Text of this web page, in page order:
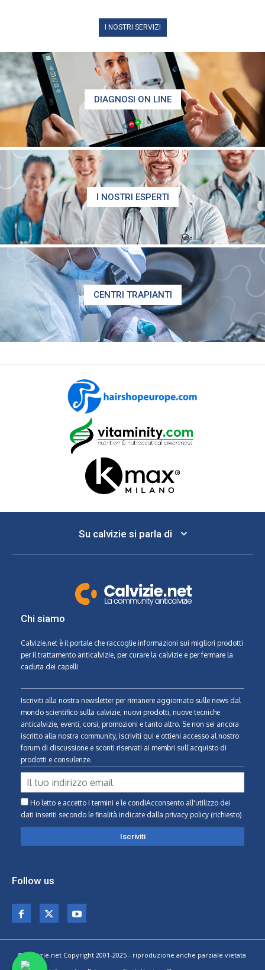
I NOSTRI SERVIZI
DIAGNOSI ON LINE
I NOSTRI ESPERTI
CENTRI TRAPIANTI
Su calvizie si parla di
Chi siamo
Calvizie.net è il portale che raccoglie informazioni sui migliori prodotti
per il trattamento anticalvizie, per curare la calvizie e per fermare la
caduta dei capelli
Iscriviti alla nostra newsletter per rimanere aggiornato sulle news dal
mondo scientifico sulla calvizie, nuovi prodotti, nuove tecniche
anticalvizie, eventi, corsi, promozioni e tanto altro. Se non sei ancora
iscritto alla nostra community, iscriviti qui e ottieni accesso al nostro
forum di discussione e sconti riservati ai membri sull’acquisto di
prodotti e consulenze.
Ho letto e accetto i termini e le condiAcconsento all'utilizzo dei
dati inseriti secondo le finalità indicate dalla privacy policy (richiesto)
Follow us
© Calvizie.net Copyright 2001-2025 - riproduzione anche parziale vietata